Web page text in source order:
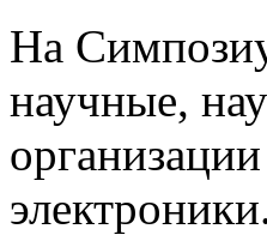
На
научные,